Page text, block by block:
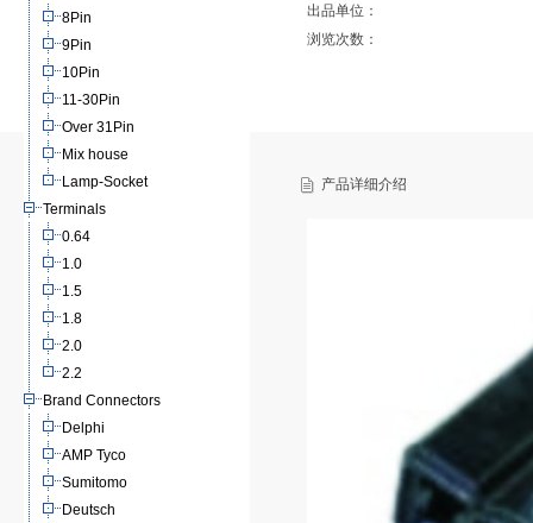
8Pin
9Pin
10Pin
11-30Pin
Over 31Pin
Mix house
Lamp-Socket
Terminals
0.64
1.0
1.5
1.8
2.0
2.2
Brand Connectors
Delphi
AMP Tyco
Sumitomo
Deutsch
出品单位：
浏览次数：
产品详细介绍